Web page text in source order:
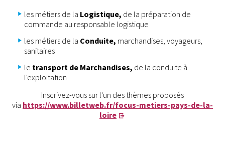
les métiers de la Logistique, de la préparation de
commande au responsable logistique
les métiers de la Conduite, marchandises, voyageurs,
sanitaires
le transport de Marchandises, de la conduite à
l'exploitation
Inscrivez-vous sur l'un des thèmes proposés
via https://www.billetweb.fr/focus-metiers-pays-de-la-
loire